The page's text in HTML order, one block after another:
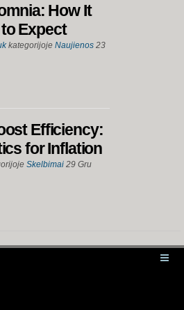
How It
Expect
kategorijoje Naujienos 23
Efficiency:
for Inflation
Skelbimai 29 Gru